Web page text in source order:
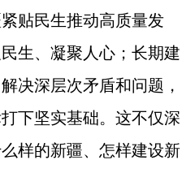
贴民生推动高质量发
生、凝聚人心；长期建
决深层次矛盾和问题，
下坚实基础。这不仅深
样的新疆、怎样建设新